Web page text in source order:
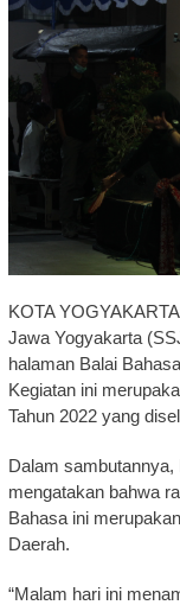
KOTA
Jawa Yogyakarta
halaman Balai
Kegiatan ini
Tahun 2022 yang
Dalam
mengatakan bahwa
Bahasa ini
Daerah.
“Malam hari ini